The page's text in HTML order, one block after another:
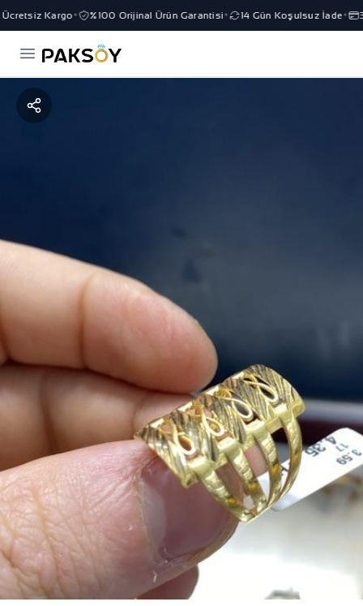
Kargo✦ %100 Orijinal Ürün Garantisi✦ 14 Gün Koşulsuz İade✦ 3